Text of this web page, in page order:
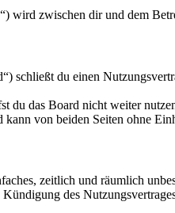
wird zwischen dir und dem
schließt du einen
du das Board nicht weiter
von beiden Seiten ohne
zeitlich und räumlich
des